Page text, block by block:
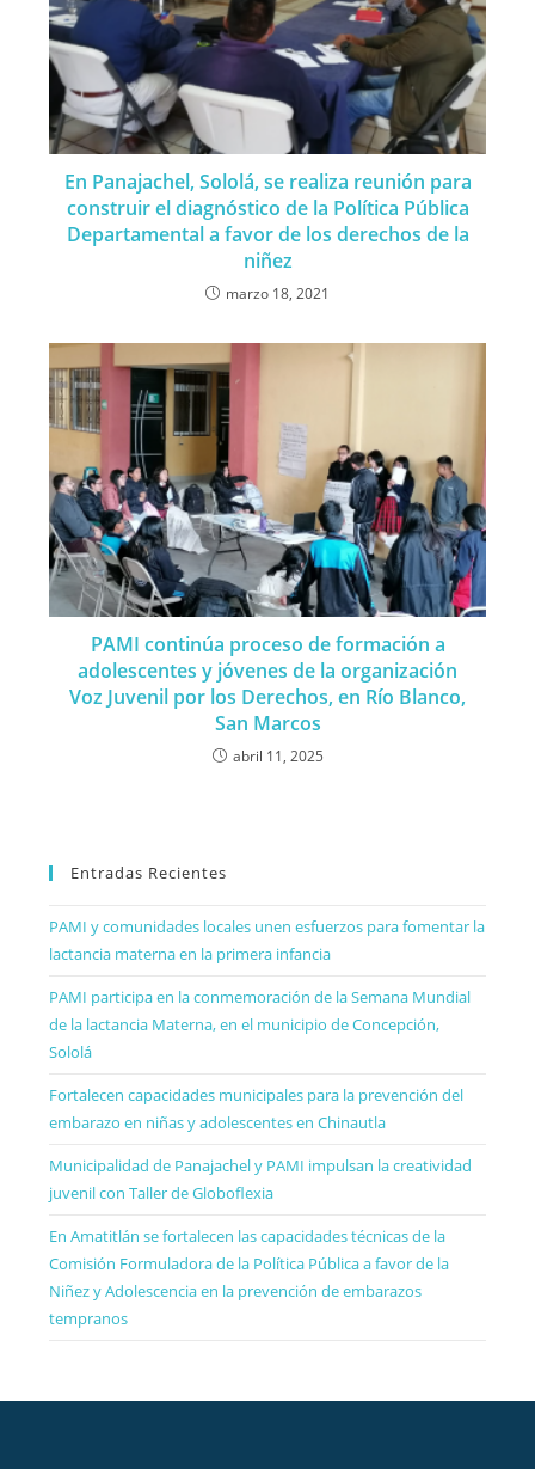
En Panajachel, Sololá, se realiza reunión para
construir el diagnóstico de la Política Pública
Departamental a favor de los derechos de la
niñez
marzo 18, 2021
PAMI continúa proceso de formación a
adolescentes y jóvenes de la organización
Voz Juvenil por los Derechos, en Río Blanco,
San Marcos
abril 11, 2025
Entradas Recientes
PAMI y comunidades locales unen esfuerzos para fomentar la
lactancia materna en la primera infancia
PAMI participa en la conmemoración de la Semana Mundial
de la lactancia Materna, en el municipio de Concepción,
Sololá
Fortalecen capacidades municipales para la prevención del
embarazo en niñas y adolescentes en Chinautla
Municipalidad de Panajachel y PAMI impulsan la creatividad
juvenil con Taller de Globoflexia
En Amatitlán se fortalecen las capacidades técnicas de la
Comisión Formuladora de la Política Pública a favor de la
Niñez y Adolescencia en la prevención de embarazos
tempranos